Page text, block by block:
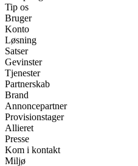
Tip os
Bruger
Konto
Løsning
Satser
Gevinster
Tjenester
Partnerskab
Brand
Annoncepartner
Provisionstager
Allieret
Presse
Kom i kontakt
Miljø